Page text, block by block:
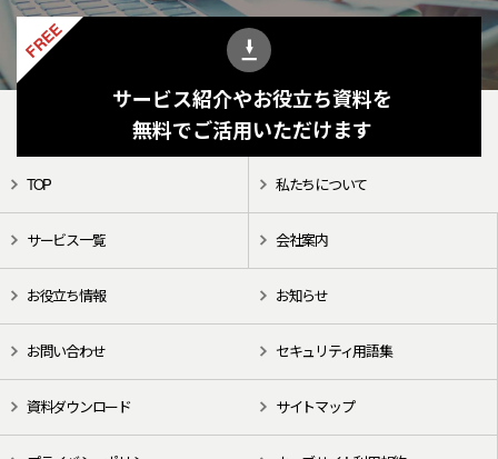
FREE
サービス紹介やお役立ち資料を
無料でご活用いただけます
TOP 私たちについて
サービス一覧 会社案内
お役立ち情報 お知らせ
お問い合わせ セキュリティ用語集
資料ダウンロード サイトマップ